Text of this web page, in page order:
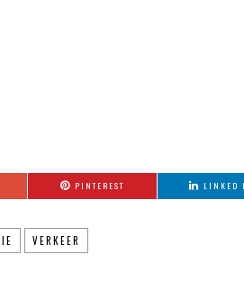
PINTEREST LINKED
VERKEER